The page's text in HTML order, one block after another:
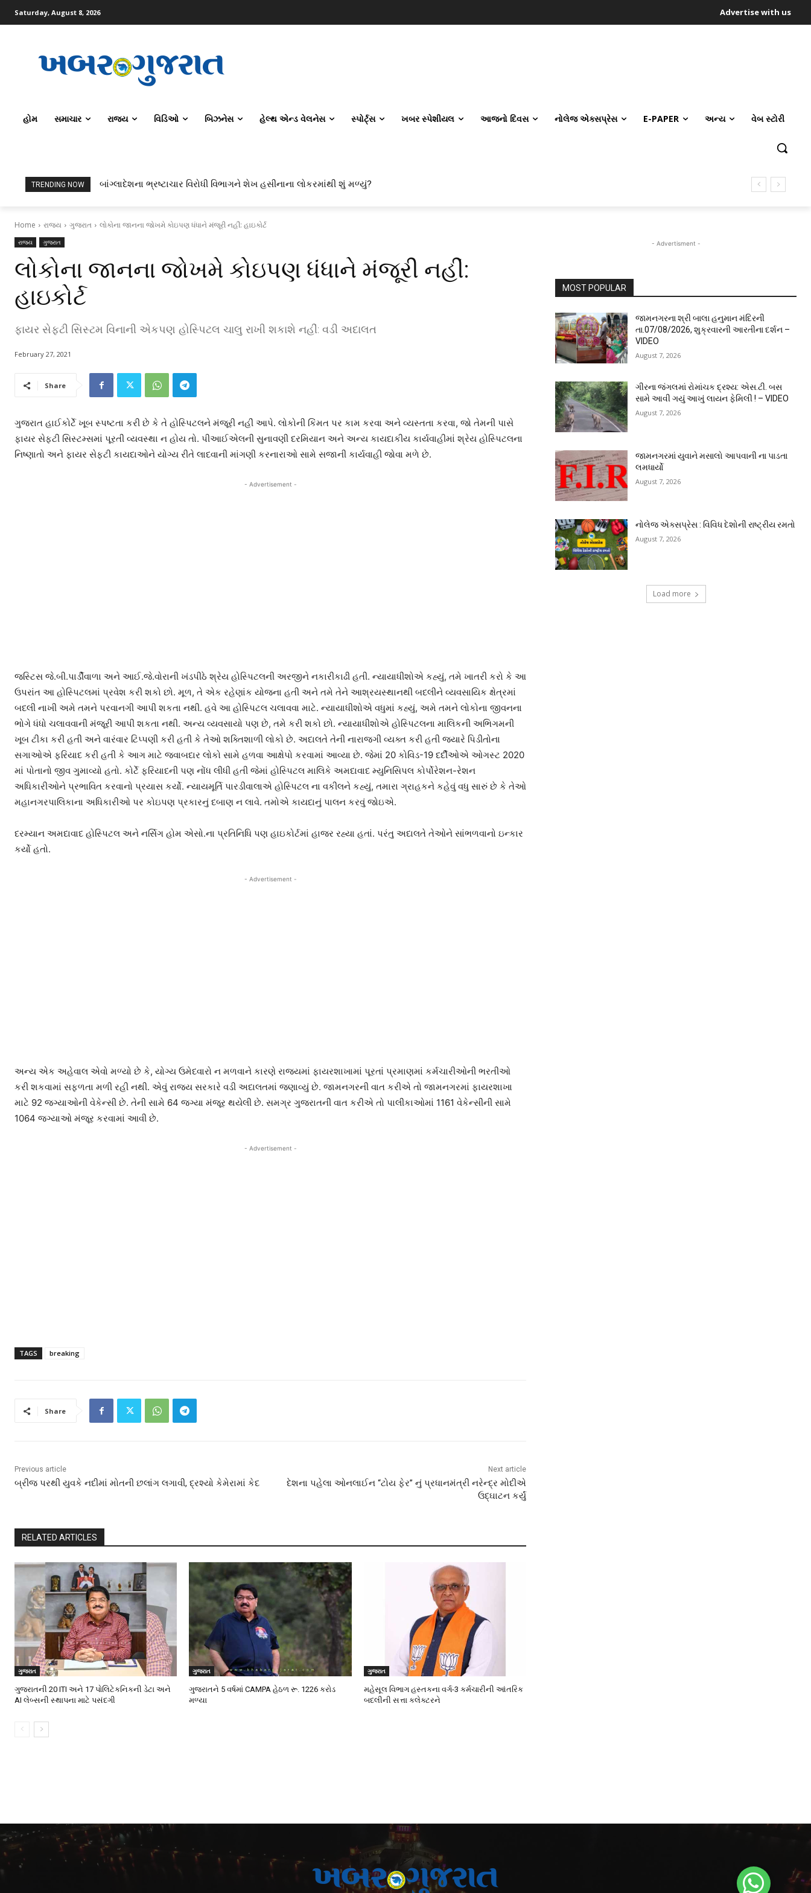
Saturday, August 8, 2026 Advertise with us
હોમ સમાચાર રાજ્ય વિડિઓ બિઝનેસ હેલ્થ એન્ડ વેલનેસ સ્પોર્ટ્સ ખબર સ્પેશીયલ આજનો દિવસ નોલેજ એક્સપ્રેસ E-PAPER અન્ય વેબ સ્ટોરી
TRENDING NOW બાંગ્લાદેશના ભ્રષ્ટાચાર વિરોધી વિભાગને શેખ હસીનાના લોકરમાંથી શું મળ્યું?
Home રાજ્ય ગુજરાત લોકોના જાનના જોખમે કોઇપણ ધંધાને મંજૂરી નહીં: હાઇકોર્ટ
રાજ્ય ગુજરાત
લોકોના જાનના જોખમે કોઇપણ ધંધાને મંજૂરી નહીં:
હાઇકોર્ટ
ફાયર સેફટી સિસ્ટમ વિનાની એકપણ હોસ્પિટલ ચાલુ રાખી શકાશે નહીં: વડી અદાલત
February 27, 2021
Share
ગુજરાત હાઈકોર્ટે ખૂબ સ્પષ્ટતા કરી છે કે તે હોસ્પિટલને મંજૂરી નહીં આપે. લોકોની કિંમત પર કામ કરવા અને વ્યસ્તતા કરવા, જો તેમની પાસે
ફાયર સેફ્ટી સિસ્ટમ્સમાં પૂરતી વ્યવસ્થા ન હોય તો. પીઆઈએલની સુનાવણી દરમિયાન અને અન્ય કાયદાકીય કાર્યવાહીમાં શ્રેય હોસ્પિટલના
નિષ્ણાતો અને ફાયર સેફ્ટી કાયદાઓને યોગ્ય રીતે લાદવાની માંગણી કરનારાઓ સામે સજાની કાર્યવાહી જોવા મળે છે.
- Advertisement -
જસ્ટિસ જે.બી.પાર્ડીવાળા અને આઈ.જે.વોરાની ખંડપીઠે શ્રેય હોસ્પિટલની અરજીને નકારીકાઢી હતી. ન્યાયાધીશોએ કહ્યું, તમે ખાતરી કરો કે આ
ઉપરાંત આ હોસ્પિટલમાં પ્રવેશ કરી શકો છો. મૂળ, તે એક રહેણાંક યોજના હતી અને તમે તેને આશ્રયસ્થાનથી બદલીને વ્યવસાયિક ક્ષેત્રમાં
બદલી નાખી અમે તમને પરવાનગી આપી શકતા નથી. હવે આ હોસ્પિટલ ચલાવવા માટે. ન્યાયાધીશોએ વધુમાં કહ્યું, અમે તમને લોકોના જીવનના
ભોગે ધંધો ચલાવવાની મંજૂરી આપી શકતા નથી. અન્ય વ્યવસાયો પણ છે, તમે કરી શકો છો. ન્યાયાધીશોએ હોસ્પિટલના માલિકની અભિગમની
ખૂબ ટીકા કરી હતી અને વારંવાર ટિપ્પણી કરી હતી કે તેઓ શક્તિશાળી લોકો છે. અદાલતે તેની નારાજગી વ્યક્ત કરી હતી જ્યારે પિડીતોના
સગાઓએ ફરિયાદ કરી હતી કે આગ માટે જવાબદાર લોકો સામે હળવા આક્ષેપો કરવામાં આવ્યા છે. જેમાં 20 કોવિડ-19 દર્દીઓએ ઓગસ્ટ 2020
માં પોતાનો જીવ ગુમાવ્યો હતો. કોર્ટે ફરિયાદની પણ નોંધ લીધી હતી જેમાં હોસ્પિટલ માલિકે અમદાવાદ મ્યુનિસિપલ કોર્પોરેશન-રેશન
અધિકારીઓને પ્રભાવિત કરવાનો પ્રયાસ કર્યો. ન્યાયમૂર્તિ પારડીવાલાએ હોસ્પિટલ ના વકીલને કહ્યું, તમારા ગ્રાહકને કહેવું વધુ સારું છે કે તેઓ
મહાનગરપાલિકાના અધિકારીઓ પર કોઇપણ પ્રકારનું દબાણ ન લાવે. તમોએ કાયદાનું પાલન કરવું જોઇએ.
દરમ્યાન અમદાવાદ હોસ્પિટલ અને નર્સિગ હોમ એસો.ના પ્રતિનિધિ પણ હાઇકોર્ટમાં હાજર રહ્યા હતાં. પરંતુ અદાલતે તેઓને સાંભળવાનો ઇન્કાર
કર્યો હતો.
- Advertisement -
અન્ય એક અહેવાલ એવો મળ્યો છે કે, યોગ્ય ઉમેદવારો ન મળવાને કારણે રાજયમાં ફાયરશાખામાં પૂરતાં પ્રમાણમાં કર્મચારીઓની ભરતીઓ
કરી શકવામાં સફળતા મળી રહી નથી. એવું રાજય સરકારે વડી અદાલતમાં જણાવ્યું છે. જામનગરની વાત કરીએ તો જામનગરમાં ફાયરશાખા
માટે 92 જગ્યાઓની વેકેન્સી છે. તેની સામે 64 જગ્યા મંજૂર થયેલી છે. સમગ્ર ગુજરાતની વાત કરીએ તો પાલીકાઓમાં 1161 વેકેન્સીની સામે
1064 જગ્યાઓ મંજૂર કરવામાં આવી છે.
- Advertisement -
TAGS breaking
Share
Previous article
બ્રીજ પરથી યુવકે નદીમાં મોતની છલાંગ લગાવી, દ્રશ્યો કેમેરામાં કેદ
Next article
દેશના પહેલા ઓનલાઈન “ટોય ફેર” નું પ્રધાનમંત્રી નરેન્દ્ર મોદીએ
ઉદ્ઘાટન કર્યું
RELATED ARTICLES
ગુજરાત
ગુજરાતની 20 ITI અને 17 પોલિટેકનિકની ડેટા અને
AI લેબ્સની સ્થાપના માટે પસંદગી
ગુજરાત
ગુજરાતને 5 વર્ષમાં CAMPA હેઠળ રૂ. 1226 કરોડ
મળ્યા
ગુજરાત
મહેસૂલ વિભાગ હસ્તકના વર્ગ-3 કર્મચારીની આંતરિક
બદલીની સત્તા કલેક્ટરને
- Advertisment -
MOST POPULAR
જામનગરના શ્રી બાલા હનુમાન મંદિરની
તા.07/08/2026, શુક્રવારની આરતીના દર્શન –
VIDEO
August 7, 2026
ગીરના જંગલમાં રોમાંચક દ્રશ્ય: એસ.ટી. બસ
સામે આવી ગયું આખું લાયન ફેમિલી ! – VIDEO
August 7, 2026
જામનગરમાં યુવાને મસાલો આપવાની ના પાડતા
લમધાર્યો
August 7, 2026
નોલેજ એક્સપ્રેસ : વિવિધ દેશોની રાષ્ટ્રીય રમતો
August 7, 2026
Load more